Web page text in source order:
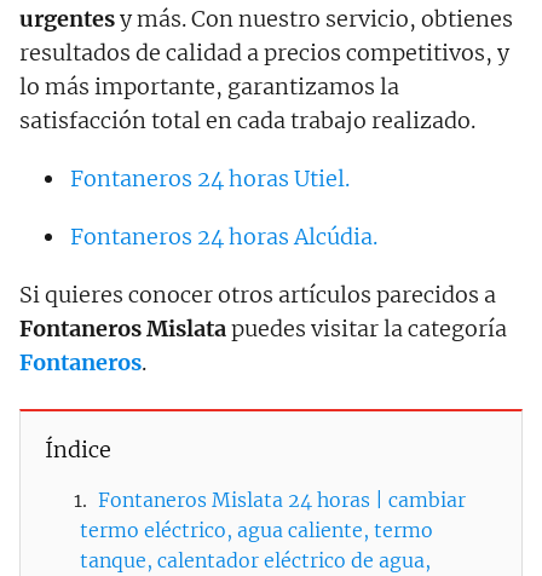
urgentesy más. Con nuestro servicio, obtienes
resultados de calidad a precios competitivos, y
lo más importante, garantizamos la
satisfacción total en cada trabajo realizado.
Fontaneros 24 horas Utiel.
Fontaneros 24 horas Alcúdia.
Si quieres conocer otros artículos parecidos a
Fontaneros Mislatapuedes visitar la categoría
Fontaneros.
Índice
Fontaneros Mislata 24 horas | cambiar
termo eléctrico, agua caliente, termo
tanque, calentador eléctrico de agua,